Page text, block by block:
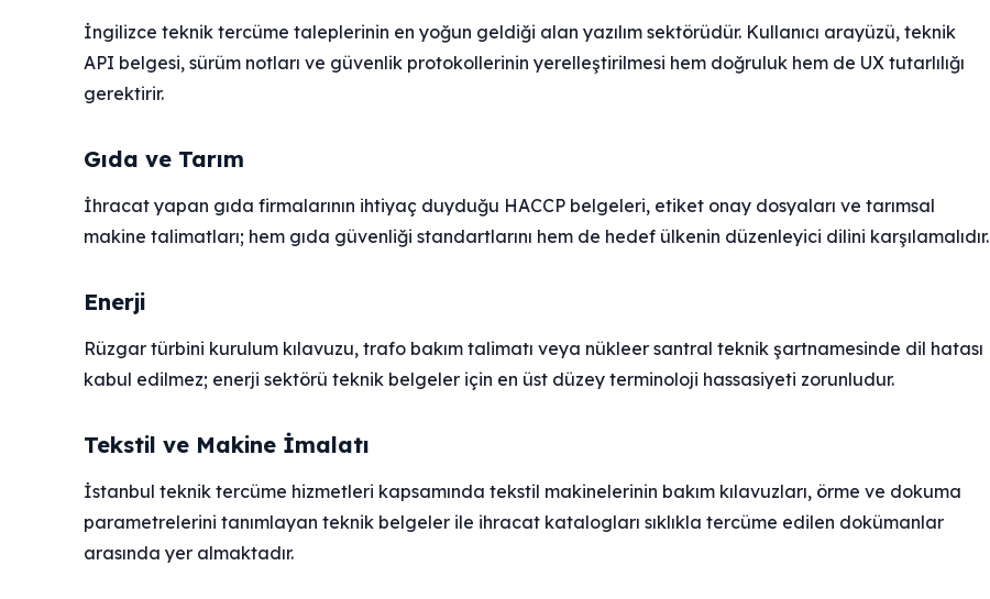
İngilizce teknik tercüme taleplerinin en yoğun geldiği alan yazılım sektörüdür. Kullanıcı arayüzü, teknik
API belgesi, sürüm notları ve güvenlik protokollerinin yerelleştirilmesi hem doğruluk hem de UX tutarlılığı
gerektirir.
Gıda ve Tarım
İhracat yapan gıda firmalarının ihtiyaç duyduğu HACCP belgeleri, etiket onay dosyaları ve tarımsal
makine talimatları; hem gıda güvenliği standartlarını hem de hedef ülkenin düzenleyici dilini karşılamalıdır.
Enerji
Rüzgar türbini kurulum kılavuzu, trafo bakım talimatı veya nükleer santral teknik şartnamesinde dil hatası
kabul edilmez; enerji sektörü teknik belgeler için en üst düzey terminoloji hassasiyeti zorunludur.
Tekstil ve Makine İmalatı
İstanbul teknik tercüme hizmetleri kapsamında tekstil makinelerinin bakım kılavuzları, örme ve dokuma
parametrelerini tanımlayan teknik belgeler ile ihracat katalogları sıklıkla tercüme edilen dokümanlar
arasında yer almaktadır.